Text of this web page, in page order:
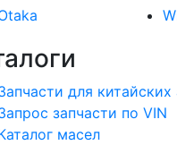
для китайских
запчасти по VIN
масел